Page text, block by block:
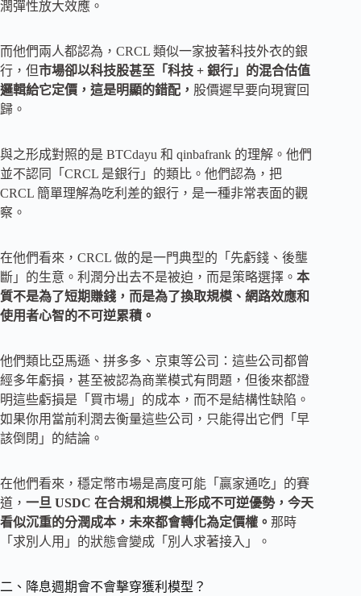
潤彈性放大效應。
而他們兩人都認為，CRCL 類似一家披著科技外衣的銀
行，但市場卻以科技股甚至「科技 + 銀行」的混合估值
邏輯給它定價，這是明顯的錯配， 股價遲早要向現實回
歸。
與之形成對照的是 BTCdayu 和 qinbafrank 的理解。他們
並不認同「CRCL 是銀行」的類比。他們認為，把
CRCL 簡單理解為吃利差的銀行，是一種非常表面的觀
察。
在他們看來，CRCL 做的是一門典型的「先虧錢、後壟
斷」的生意。利潤分出去不是被迫，而是策略選擇。 本
質不是為了短期賺錢，而是為了換取規模、網路效應和
使用者心智的不可逆累積。
他們類比亞馬遜、拼多多、京東等公司：這些公司都曾
經多年虧損，甚至被認為商業模式有問題，但後來都證
明這些虧損是「買市場」的成本，而不是結構性缺陷。
如果你用當前利潤去衡量這些公司，只能得出它們「早
該倒閉」的結論。
在他們看來，穩定幣市場是高度可能「贏家通吃」的賽
道， 一旦 USDC 在合規和規模上形成不可逆優勢，今天
看似沉重的分潤成本，未來都會轉化為定價權。 那時
「求別人用」的狀態會變成「別人求著接入」。
二、降息週期會不會擊穿獲利模型？